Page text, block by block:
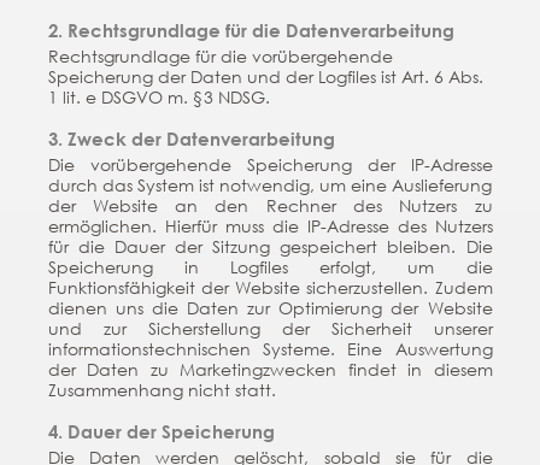
2. Rechtsgrundlage für die Datenverarbeitung
Rechtsgrundlage für die vorübergehende
Speicherung der Daten und der Logfiles ist Art. 6 Abs.
1 lit. e DSGVO m. §3 NDSG.
3. Zweck der Datenverarbeitung
Die vorübergehende Speicherung der IP-Adresse
durch das System ist notwendig, um eine Auslieferung
der Website an den Rechner des Nutzers zu
ermöglichen. Hierfür muss die IP-Adresse des Nutzers
für die Dauer der Sitzung gespeichert bleiben. Die
Speicherung in Logfiles erfolgt, um die
Funktionsfähigkeit der Website sicherzustellen. Zudem
dienen uns die Daten zur Optimierung der Website
und zur Sicherstellung der Sicherheit unserer
informationstechnischen Systeme. Eine Auswertung
der Daten zu Marketingzwecken findet in diesem
Zusammenhang nicht statt.
4. Dauer der Speicherung
Die Daten werden gelöscht, sobald sie für die